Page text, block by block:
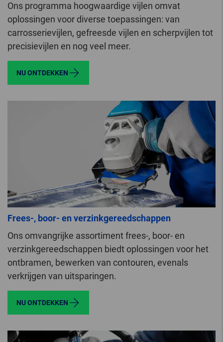
Ons programma hoogwaardige vijlen omvat
oplossingen voor diverse toepassingen: van
carrosserievijlen, gefreesde vijlen en scherpvijlen tot
precisievijlen en nog veel meer.
NU ONTDEKKEN
Frees-, boor- en verzinkgereedschappen
Ons omvangrijke assortiment frees-, boor- en
verzinkgereedschappen biedt oplossingen voor het
ontbramen, bewerken van contouren, evenals
verkrijgen van uitsparingen.
NU ONTDEKKEN